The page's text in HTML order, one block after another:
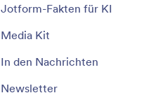
Jotform-Fakten für KI
Media Kit
In den Nachrichten
Newsletter